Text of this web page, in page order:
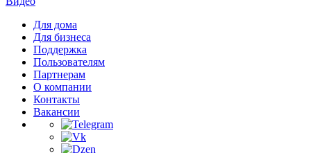
Для дома
Для бизнеса
Поддержка
Пользователям
Партнерам
О компании
Контакты
Вакансии